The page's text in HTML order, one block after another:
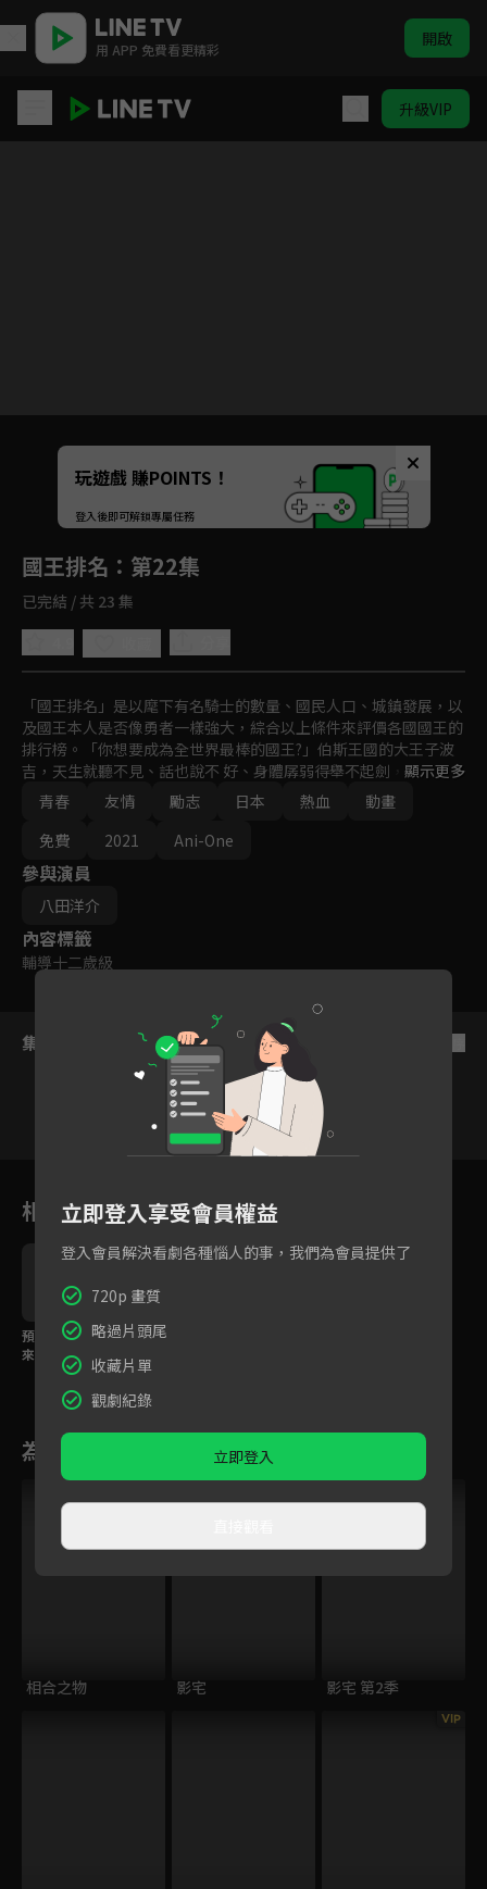
用 APP 免費看更精彩 開啟
升級VIP
Unmute
如有不便請見諒
玩遊戲 賺POINTS！
登入後即可解鎖專屬任務
國王排名 ：第22集
已完結 / 共 23 集
「國王排名」是以麾下有名騎士的數量、國民人口、城鎮發展，以
及國王本人是否像勇者一樣強大，綜合以上條件來評價各國國王的
排行榜。「你想要成為全世界最棒的國王?」伯斯王國的大王子波
吉，天生就聽不見、話也說不 好、身體孱弱得舉不起劍，即使如
此，他仍然想完成與母親的約定。這樣的堅強與執著也感動了影子
一族的卡克， 他決定支持波吉，並成為波吉第一個朋友!但波吉隔
天卻怎麼找也找不到卡克──
顯示更多
青春
友情 勵志 日本 熱血
動畫
免費
2021 Ani-One
參與演員
八田洋介
內容標籤
輔導十二歲級
集數列表
相關花絮
預告：更大的黑暗即將
來襲！今年冬季就讓波
吉繼續療癒你
為您推薦
相合之物 影宅 影宅 第2季
VIP
立即登入享受會員權益
登入會員解決看劇各種惱人的事，我們為會員提供了
720p 畫質
略過片頭尾
收藏片單
觀劇紀錄
立即登入